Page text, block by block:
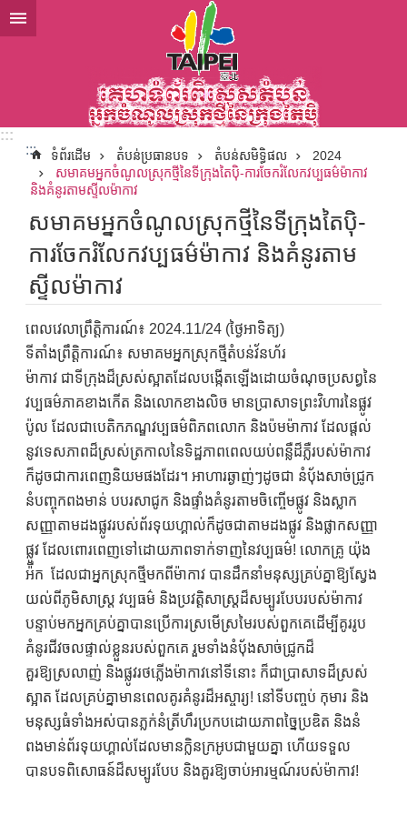
ទៅកាន់មាតិកាប្លុកមាតិកាសំខាន់
:::
:::
ទំព័រដើម តំបន់ប្រធានបទ តំបន់សមិទ្ធិផល
2024
សមាគមអ្នកចំណូលស្រុកថ្មីនៃទីក្រុងតៃប៉ិ-ការចែករំលែកវប្បធម៌ម៉ាកាវ
និងគំនូរតាមស្ទីលម៉ាកាវ
សមាគមអ្នកចំណូលស្រុកថ្មីនៃទីក្រុងតៃប៉ិ-
ការចែករំលែកវប្បធម៌ម៉ាកាវ និងគំនូរតាម
ស្ទីលម៉ាកាវ
ពេលវេលាព្រឹត្តិការណ៍៖ 2024.11/24 (ថ្ងៃអាទិត្យ)
ទីតាំងព្រឹត្តិការណ៍៖ សមាគមអ្នកស្រុកថ្មីតំបន់វ័នហ័រ
ម៉ាកាវ ជាទីក្រុងដ៏ស្រស់ស្អាតដែលបង្កើតឡើងដោយចំណុចប្រសព្វនៃ
វប្បធម៌ភាគខាងកើត និងលោកខាងលិច មានប្រាសាទព្រះវិហារនៃផ្លូវ
ប៉ូល ដែលជាបេតិកភណ្ឌវប្បធម៌ពិភពលោក និងប៉មម៉ាកាវ ដែលផ្តល់
នូវទេសភាពដ៏ស្រស់ត្រកាលនៃទិដ្ឋភាពពេលយប់ពន្លឺដ៏ភ្លឺរបស់ម៉ាកាវ
ក៏ដូចជាការពេញនិយមផងដែរ។ អាហារឆ្ងាញ់ៗដូចជា នំប៉័ងសាច់ជ្រូក
នំបញ្ចុកពងមាន់ បបរសាជូក និងផ្ទាំងគំនូរតាមចិញ្ចើមផ្លូវ និងស្លាក
សញ្ញាតាមដងផ្លូវរបស់ព័រទុយហ្គាល់ក៏ដូចជាតាមដងផ្លូវ និងផ្លាកសញ្ញា
ផ្លូវ ដែលពោរពេញទៅដោយភាពទាក់ទាញនៃវប្បធម៌! លោកគ្រូ យ៉ុង
អ៉ីក ដែលជាអ្នកស្រុកថ្មីមកពីម៉ាកាវ បានដឹកនាំមនុស្សគ្រប់គ្នាឱ្យស្វែង
យល់ពីភូមិសាស្ត្រ វប្បធម៌ និងប្រវត្តិសាស្រ្តដ៏សម្បូរបែបរបស់ម៉ាកាវ
បន្ទាប់មកអ្នកគ្រប់គ្នាបានប្រើការស្រមើស្រមៃរបស់ពួកគេដើម្បីគូររូប
គំនូរជីវចលផ្ទាល់ខ្លួនរបស់ពួកគេ រួមទាំងនំប៉័ងសាច់ជ្រូកដ៏
គួរឱ្យស្រលាញ់ និងផ្លូវរថភ្លើងម៉ាកាវនៅទីនោះ ក៏ជាប្រាសាទដ៏ស្រស់
ស្អាត ដែលគ្រប់គ្នាមានពេលគូរគំនូរដ៏អស្ចារ្យ! នៅទីបញ្ចប់ កុមារ និង
មនុស្សធំទាំងអស់បានភ្លក់នំត្រីហឹរប្រកបដោយភាពច្នៃប្រឌិត និងនំ
ពងមាន់ព័រទុយហ្គាល់ដែលមានក្លិនក្រអូបជាមួយគ្នា ហើយទទួល
បានបទពិសោធន៍ដ៏សម្បូរបែប និងគួរឱ្យចាប់អារម្មណ៍របស់ម៉ាកាវ!